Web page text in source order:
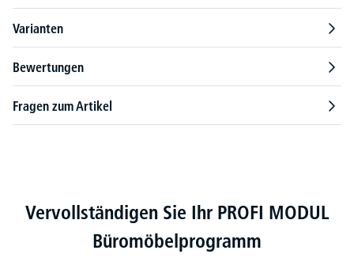
Varianten
Bewertungen
Fragen zum Artikel
Produktgalerie überspringen
Vervollständigen Sie Ihr PROFI MODUL
Büromöbelprogramm